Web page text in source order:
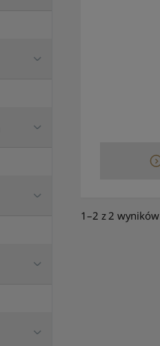
1–2 z 2 wyników